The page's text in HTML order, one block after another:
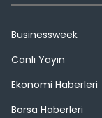
Businessweek
Canlı Yayın
Ekonomi Haberleri
Borsa Haberleri